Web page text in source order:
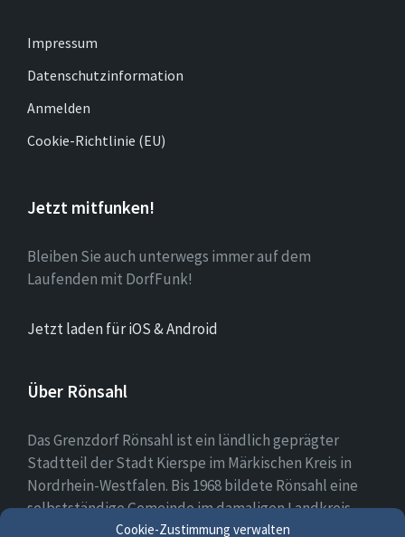
Cookie-Zustimmung verwalten
Impressum
Datenschutzinformation
Anmelden
Cookie-Richtlinie (EU)
Jetzt mitfunken!
Bleiben Sie auch unterwegs immer auf dem
Laufenden mit DorfFunk!
Jetzt laden für iOS & Android
Über Rönsahl
Das Grenzdorf Rönsahl ist ein ländlich geprägter
Stadtteil der Stadt Kierspe im Märkischen Kreis in
Nordrhein-Westfalen. Bis 1968 bildete Rönsahl eine
selbstständige Gemeinde im damaligen Landkreis
Altena. Heute leben etwa 2.300 Menschen in und um